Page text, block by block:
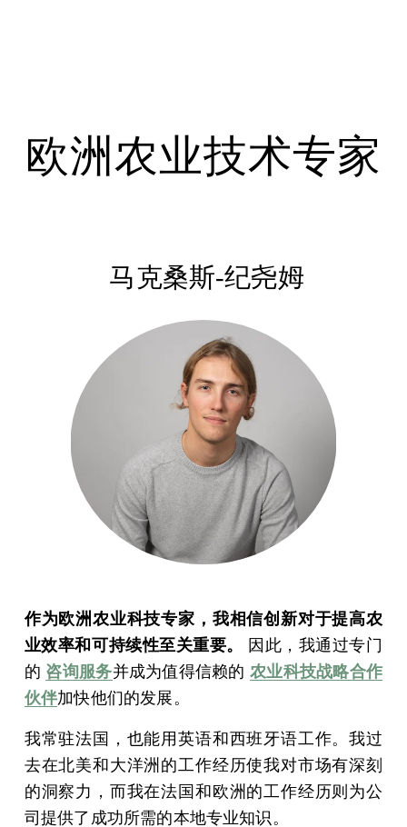
欧洲农业技术专家
马克桑斯-纪尧姆
作为欧洲农业科技专家，我相信创新对于提高农
业效率和可持续性至关重要。
因此，我通过专门
的 咨询服务并成为值得信赖的农业科技战略合作
伙伴加快他们的发展。
我常驻法国，也能用英语和西班牙语工作。我过
去在北美和大洋洲的工作经历使我对市场有深刻
的洞察力，而我在法国和欧洲的工作经历则为公
司提供了成功所需的本地专业知识。